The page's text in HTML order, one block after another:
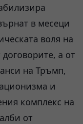
в месеци
воля на
а от
на Тръмп,
и
комплекс на
от